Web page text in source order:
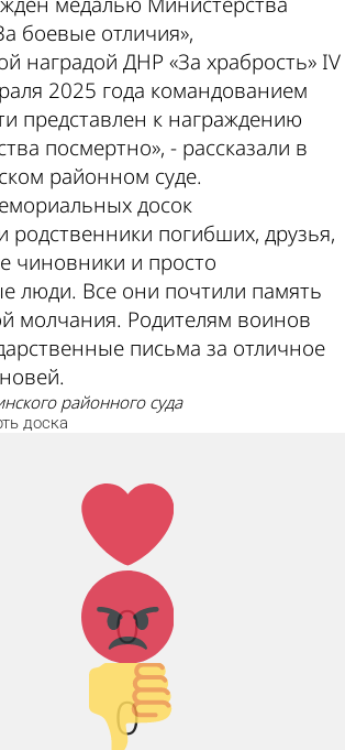
боевые отличия»,
наградой ДНР «За храбрость» IV
2025 года командованием
представлен к награждению
посмертно», - рассказали в
районном суде.
досок
родственники погибших, друзья,
чиновники и просто
люди. Все они почтили память
молчания. Родителям воинов
письма за отличное
районного суда
доска
Лайк!
0
Агрессия!
0
Палец
вниз!